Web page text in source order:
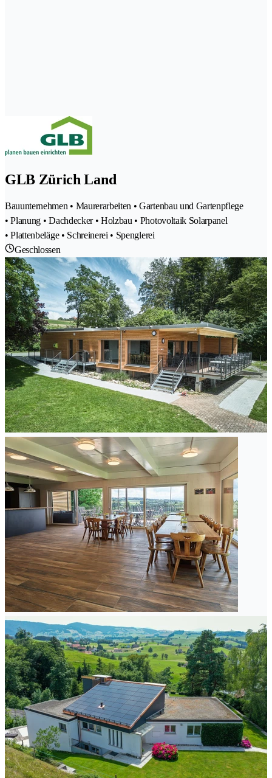
GLB Zürich Land
Bauunternehmen • Maurerarbeiten • Gartenbau und Gartenpflege
• Planung • Dachdecker • Holzbau • Photovoltaik Solarpanel
• Plattenbeläge • Schreinerei • Spenglerei
Geschlossen